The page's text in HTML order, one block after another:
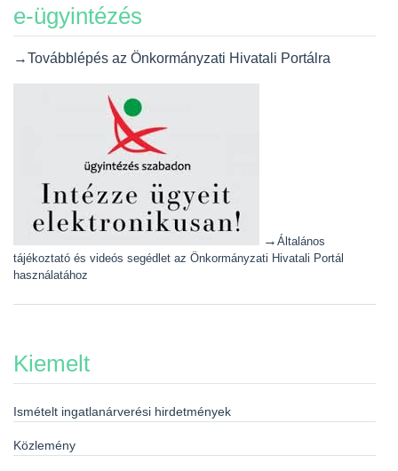
e-ügyintézés
→Továbblépés az Önkormányzati Hivatali Portálra
→ Általános
tájékoztató és videós segédlet az Önkormányzati Hivatali Portál
használatához
Kiemelt
Ismételt ingatlanárverési hirdetmények
Közlemény